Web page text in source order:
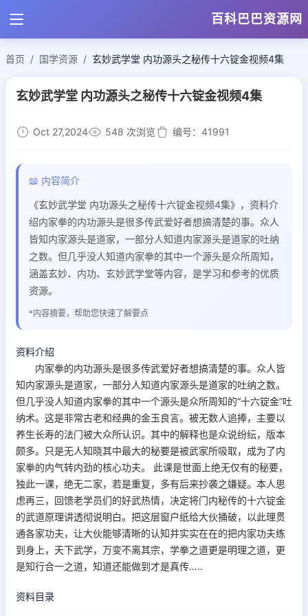
百科巴巴资源网
首页 国学资源 玄妙武学堂 内功源头之秘传十六锭金视频4集
玄妙武学堂 内功源头之秘传十六锭金视频4集
Oct 27,2024 548 次浏览 编号：41991
📖 内容简介
《玄妙武学堂 内功源头之秘传十六锭金视频4集》，资料介
绍内家拳的内功源头是很多传武爱好者想搞清楚的事。众人
皆知内家源头是道家，一部分人知道内家源头是道家的吐纳
之数。但几乎没人知道内家拳的其中一个源头是众所周知，
涵盖玄妙、内功、玄妙武学堂等内容，是学习和参考的优质
资源。
*内容摘要，帮助您快速了解要点
资料介绍
内家拳的内功源头是很多传武爱好者想搞清楚的事。众人皆
知内家源头是道家，一部分人知道内家源头是道家的吐纳之数。
但几乎没人知道内家拳的其中一个源头是众所周知的“十六锭金”吐
纳术。这是非常古老和经典的金玉良言。被无数人追捧，主要以
养生长寿的法门被大众所认识。其中的解释也是众说纷纭，版本
颇多。只是无人知晓其中最大的秘要是被武家所吸取，成为了内
家拳的内气转内劲的核心功夫。 此课是世面上绝无仅有的秘要，
独此一课，绝无二家，若是重复，多有后来抄袭之嫌疑。本人思
虑再三，回馈老学员们的好武热情，决定将门内秘传的十六锭金
的武道原理讲透彻说明白。把这层窗户纸给大伙捅破，以此理贯
通各家功夫，让大伙能够清晰的认知并实实在在的把内家功夫练
到身上，天下武学，万变不离其宗，学拳之道更是明理之道，更
是知行合一之道，知道还能做到才是真传…..
资料目录